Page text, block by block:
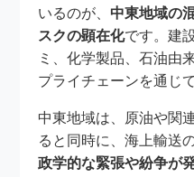
いるのが、 中東地域の
スクの顕在化です。建
ミ、化学製品、石油由
プライチェーンを通じ
中東地域は、原油や関
ると同時に、海上輸送
政学的な緊張や紛争が